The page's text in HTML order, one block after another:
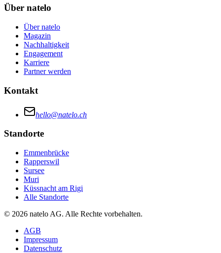
Über natelo
Über natelo
Magazin
Nachhaltigkeit
Engagement
Karriere
Partner werden
Kontakt
hello@natelo.ch
Standorte
Emmenbrücke
Rapperswil
Sursee
Muri
Küssnacht am Rigi
Alle Standorte
© 2026 natelo AG. Alle Rechte vorbehalten.
AGB
Impressum
Datenschutz